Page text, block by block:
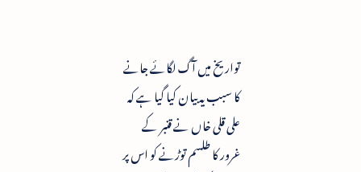
تواریخ میں آگ لگائے جانے
کا سبب یہ بیان کیا گیا ہے کہ
علی قلی خاں نے قنبر کے
غرور کا طلسم توڑنے کو اس پر